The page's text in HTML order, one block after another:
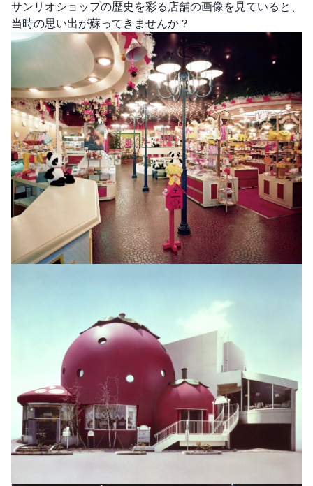
サンリオショップの歴史を彩る店舗の画像を見ていると、
当時の思い出が蘇ってきませんか？